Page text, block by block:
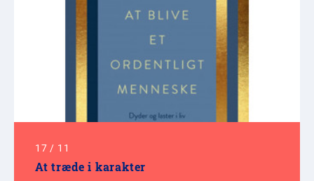
17 / 11
At træde i karakter